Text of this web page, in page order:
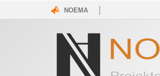
NOEMA